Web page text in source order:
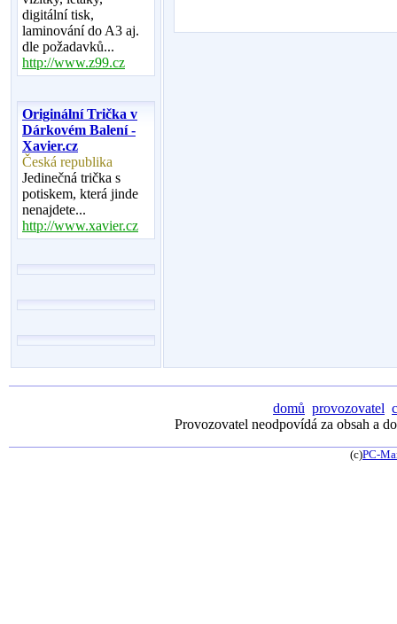
digitální tisk,
laminování do A3 aj.
dle požadavků...
http://www.z99.cz
Originální Trička v
Dárkovém Balení -
Xavier.cz
Česká republika
Jedinečná trička s
potiskem, která jinde
nenajdete...
http://www.xavier.cz
domů provozovatel
Provozovatel neodpovídá za obsah a
(c)PC-